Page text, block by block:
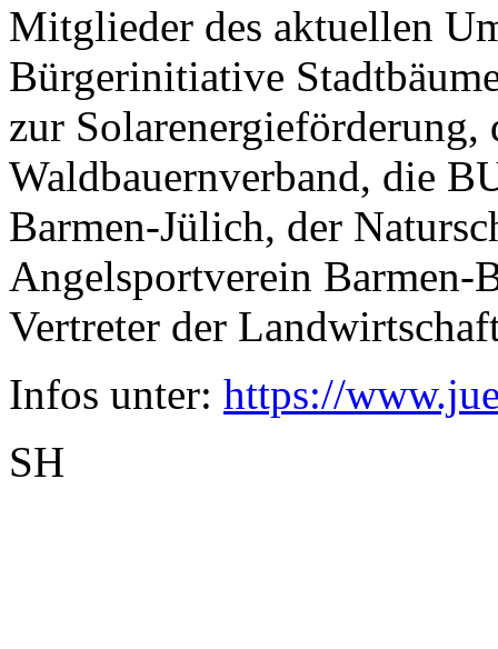
Mitglieder des aktuellen
Bürgerinitiative
zur
Waldbauernverband, die
Barmen-Jülich, der
Angelsportverein Barmen-
Vertreter der
Infos unter: https://
SH